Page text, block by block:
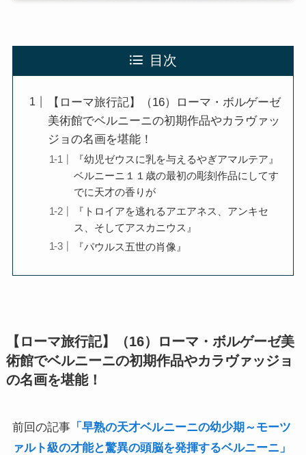
仏教コラム・法話
お知らせ
僧侶の日記
仏教書データベース
インド思想と文化、歴史
中国仏教と思想・歴史
親鸞とドストエフスキー・世界文学
目次
【ローマ旅行記】（16）ローマ・ボルゲーゼ
美術館でベルニーニの初期作品やカラヴァッ
ジョの名画を堪能！
『幼児ゼウスに乳を与えるやぎアマルテア』
ベルニーニ１１歳の最初の彫刻作品にしてす
でに天才の香りが
『トロイアを逃れるアエアネス、アンキセ
ス、そしてアスカニウス』
『パウルス五世の肖像』
【ローマ旅行記】（16）ローマ・ボルゲーゼ美
術館でベルニーニの初期作品やカラヴァッジョ
の名画を堪能！
前回の記事「早熟の天才ベルニーニの幼少期～モーツ
ァルト級の才能と驚異の頭脳を発揮するベルニーニ」